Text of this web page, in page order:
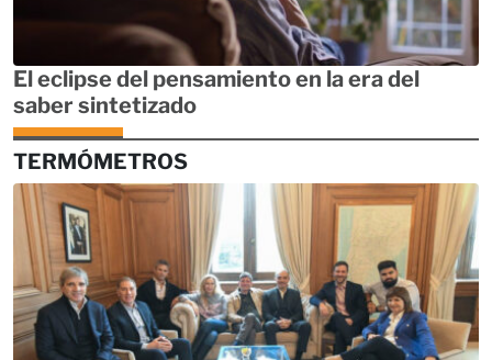
El eclipse del pensamiento en la era del
saber sintetizado
TERMÓMETROS